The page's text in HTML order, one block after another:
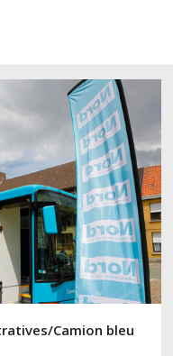
Camion bleu